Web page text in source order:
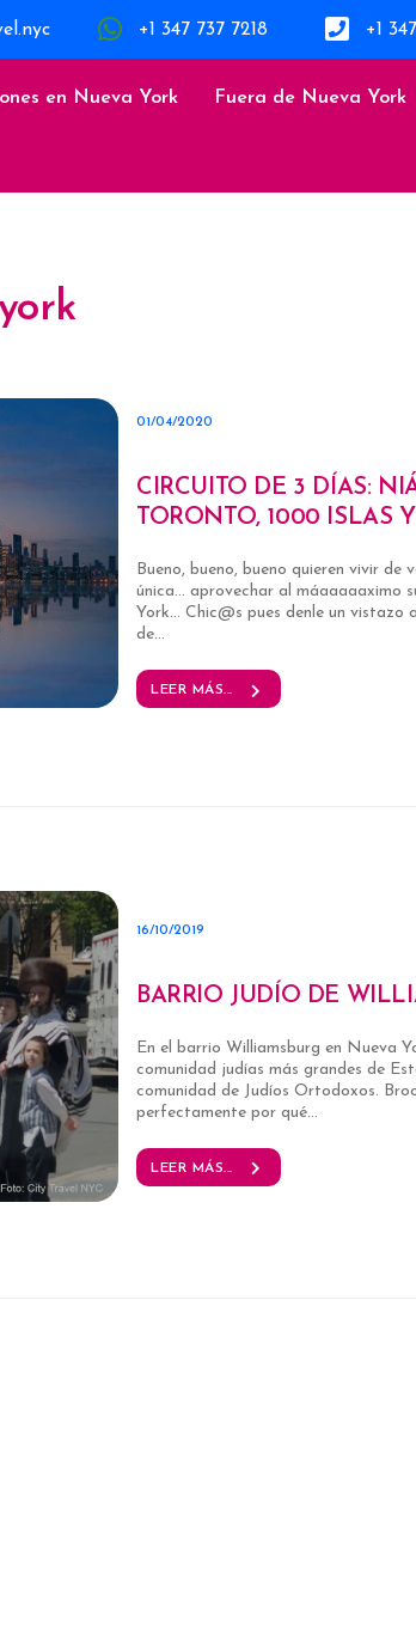
+1 347 737 7218 +1
en Nueva York Fuera de Nueva York
01/04/2020
CIRCUITO DE 3 DÍAS:
TORONTO, 1000 ISLAS
Bueno, bueno, bueno quieren vivir de
única… aprovechar al máaaaaaximo
York… Chic@s pues denle un vistazo
de...
LEER MÁS...
16/10/2019
BARRIO JUDÍO DE
En el barrio Williamsburg en Nueva
comunidad judías más grandes de
comunidad de Judíos Ortodoxos.
perfectamente por qué...
LEER MÁS...